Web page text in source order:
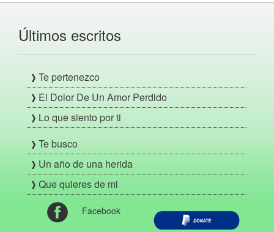
Últimos escritos
Te pertenezco
El Dolor De Un Amor Perdido
Lo que siento por ti
Te busco
Un año de una herida
Que quieres de mi
Facebook